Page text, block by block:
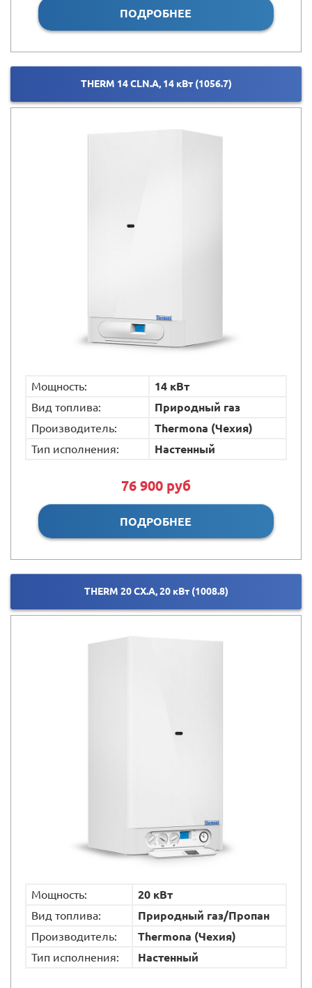
ПОДРОБНЕЕ
THERM 14 CLN.A, 14 кВт (1056.7)
Мощность:
14 кВт
Вид топлива:
Природный газ
Производитель:
Thermona (Чехия)
Тип исполнения:
Настенный
76 900 руб
ПОДРОБНЕЕ
THERM 20 CX.A, 20 кВт (1008.8)
Мощность:
20 кВт
Вид топлива:
Природный газ/Пропан
Производитель:
Thermona (Чехия)
Тип исполнения:
Настенный